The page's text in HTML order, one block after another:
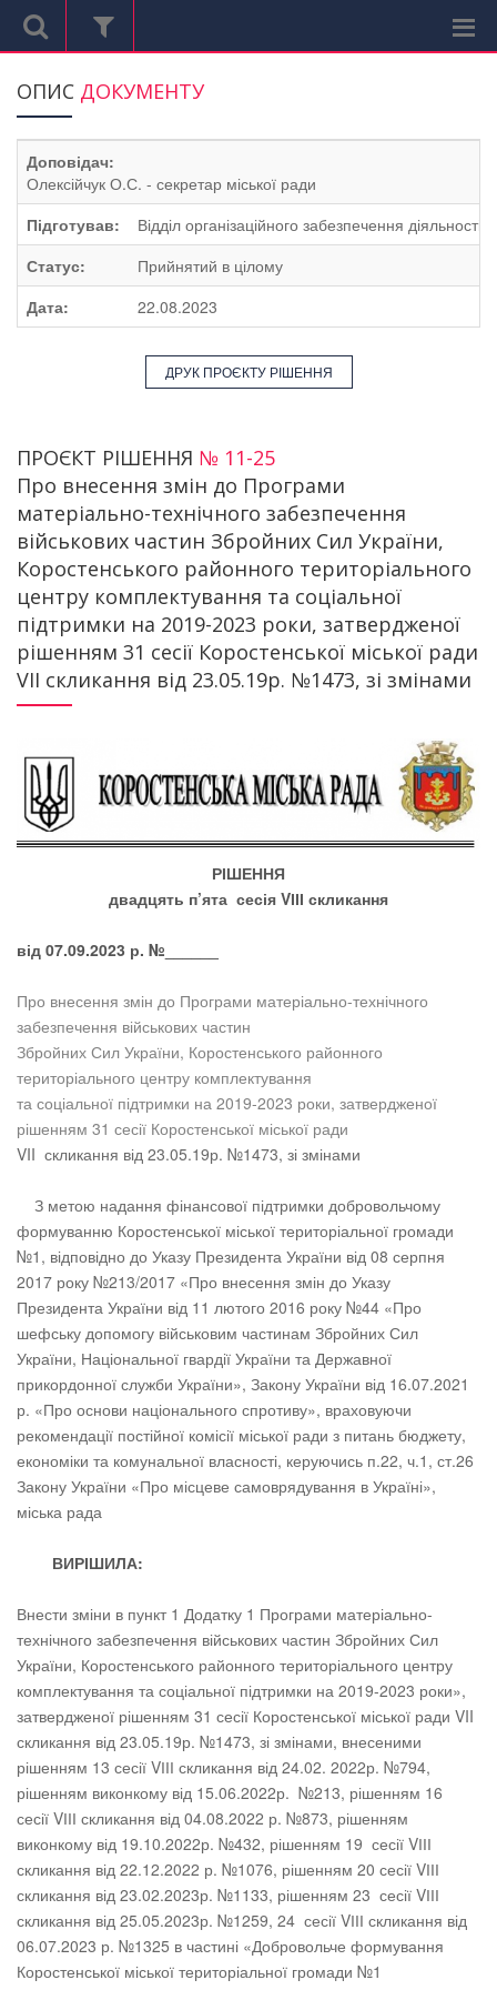
ОПИС ДОКУМЕНТУ
Доповідач:
Олексійчук О.С. - секретар міської ради
Підготував:
Відділ організаційного забезпечення діяльності
Статус:
Прийнятий в цілому
Дата:
22.08.2023
ДРУК ПРОЄКТУ РІШЕННЯ
ПРОЄКТ РІШЕННЯ № 11-25
Про внесення змін до Програми
матеріально-технічного забезпечення
військових частин Збройних Сил України,
Коростенського районного територіального
центру комплектування та соціальної
підтримки на 2019-2023 роки, затвердженої
рішенням 31 сесії Коростенської міської ради
VII скликання від 23.05.19р. №1473, зі змінами
РІШЕННЯ
двадцять п’ята сесія VІІІ скликання
від 07.09.2023 р. №
Про внесення змін до Програми матеріально-технічного
забезпечення військових частин
Збройних Сил України, Коростенського районного
територіального центру комплектування
та соціальної підтримки на 2019-2023 роки, затвердженої
рішенням 31 сесії Коростенської міської ради
VII скликання від 23.05.19р. №1473, зі змінами
З метою надання фінансової підтримки добровольчому
формуванню Коростенської міської територіальної громади
№1, відповідно до Указу Президента України від 08 серпня
2017 року №213/2017 «Про внесення змін до Указу
Президента України від 11 лютого 2016 року №44 «Про
шефську допомогу військовим частинам Збройних Сил
України, Національної гвардії України та Державної
прикордонної служби України», Закону України від 16.07.2021
р. «Про основи національного спротиву», враховуючи
рекомендації постійної комісії міської ради з питань бюджету,
економіки та комунальної власності, керуючись п.22, ч.1, ст.26
Закону України «Про місцеве самоврядування в Україні»,
міська рада
ВИРІШИЛА:
Внести зміни в пункт 1 Додатку 1 Програми матеріально-
технічного забезпечення військових частин Збройних Сил
України, Коростенського районного територіального центру
комплектування та соціальної підтримки на 2019-2023 роки»,
затвердженої рішенням 31 сесії Коростенської міської ради VII
скликання від 23.05.19р. №1473, зі змінами, внесеними
рішенням 13 сесії VІІІ скликання від 24.02. 2022р. №794,
рішенням виконкому від 15.06.2022р. №213, рішенням 16
сесії VІІІ скликання від 04.08.2022 р. №873, рішенням
виконкому від 19.10.2022р. №432, рішенням 19 сесії VІІІ
скликання від 22.12.2022 р. №1076, рішенням 20 сесії VІІІ
скликання від 23.02.2023р. №1133, рішенням 23 сесії VІІІ
скликання від 25.05.2023р. №1259, 24 сесії VІІІ скликання від
06.07.2023 р. №1325 в частині «Добровольче формування
Коростенської міської територіальної громади №1